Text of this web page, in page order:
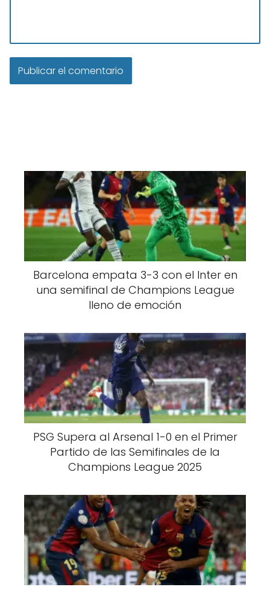
Barcelona empata 3-3 con el Inter en
una semifinal de Champions League
lleno de emoción
PSG Supera al Arsenal 1-0 en el Primer
Partido de las Semifinales de la
Champions League 2025